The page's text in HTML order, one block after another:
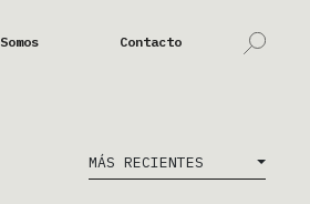
Somos Contacto
MÁS RECIENTES